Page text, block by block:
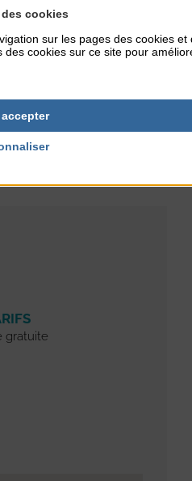
gratuite
cookies
sur les pages des cookies et
cookies sur ce site pour